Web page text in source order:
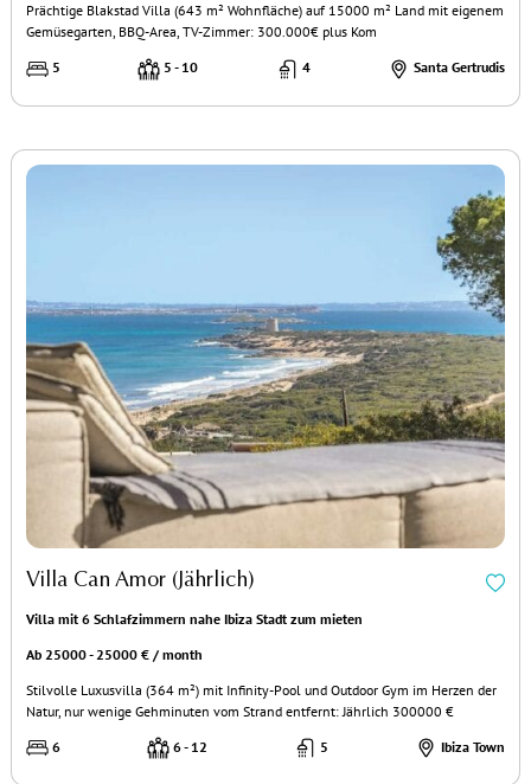
Prächtige Blakstad Villa (643 m² Wohnfläche) auf 15000 m² Land mit eigenem
Gemüsegarten, BBQ-Area, TV-Zimmer: 300.000€ plus Kom
5
5 - 10 4 Santa Gertrudis
Villa Can Amor (Jährlich)
Villa mit 6 Schlafzimmern nahe Ibiza Stadt zum mieten
Ab 25000 - 25000 € / month
Stilvolle Luxusvilla (364 m²) mit Infinity-Pool und Outdoor Gym im Herzen der
Natur, nur wenige Gehminuten vom Strand entfernt: Jährlich 300000 €
6
6 - 12 5 Ibiza Town